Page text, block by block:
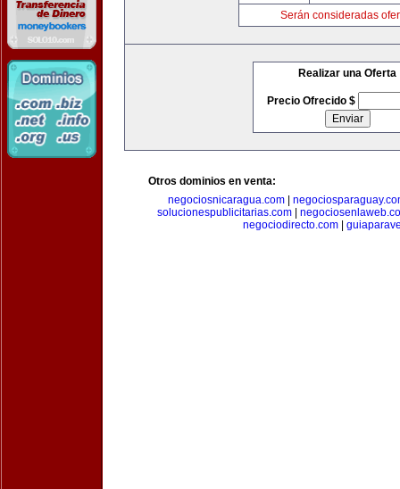
Serán consideradas
Realizar una Oferta
Precio Ofrecido $
Otros dominios en venta:
negociosnicaragua.com
solucionespublicitarias.com
negociodirecto.com